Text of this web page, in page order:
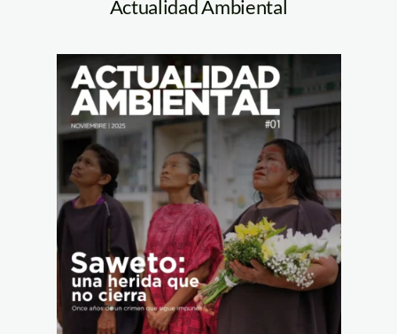
Actualidad Ambiental